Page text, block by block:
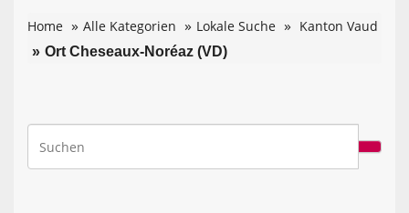
Home Alle Kategorien Lokale Suche Kanton Vaud
Ort Cheseaux-Noréaz (VD)